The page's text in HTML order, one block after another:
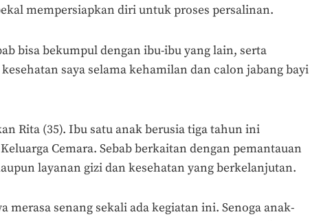
mempersiapkan diri untuk proses persalinan.
bisa bekumpul dengan ibu-ibu yang lain, serta
saya selama kehamilan dan calon jabang bayi
Rita (35). Ibu satu anak berusia tiga tahun ini
Cemara. Sebab berkaitan dengan pemantauan
layanan gizi dan kesehatan yang berkelanjutan.
merasa senang sekali ada kegiatan ini. Senoga anak-